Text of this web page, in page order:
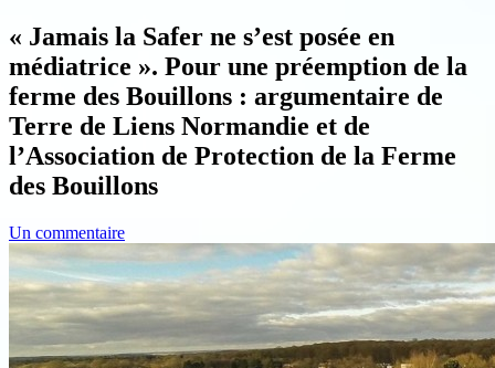
« Jamais la Safer ne s’est posée en
médiatrice ». Pour une préemption de la
ferme des Bouillons : argumentaire de
Terre de Liens Normandie et de
l’Association de Protection de la Ferme
des Bouillons
Un commentaire